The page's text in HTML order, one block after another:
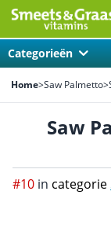
Categorieën
Home>Saw Palmetto>
Saw
#10 in categorie